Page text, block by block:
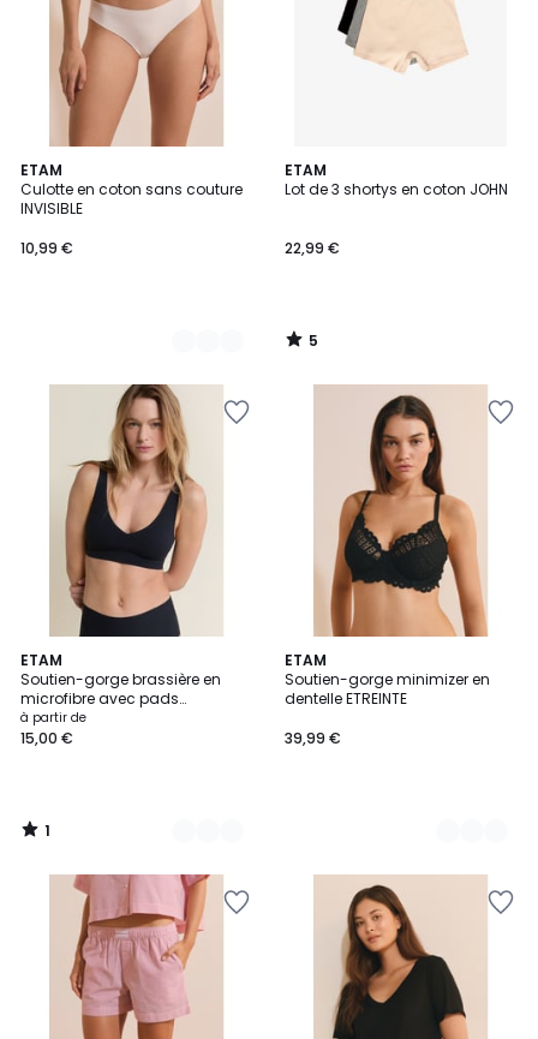
ETAM
Culotte en coton sans couture
INVISIBLE
10,99 €
5
Couleurs
ETAM
Lot de 3 shortys en coton JOHN
22,99 €
5
/
5
/
ETAM
Soutien-gorge brassière en
microfibre avec pads
amovibles PURE FIT
à partir de
15,00 €
1
/
5
4
Couleurs
1
/
ETAM
Soutien-gorge minimizer en
dentelle ETREINTE
39,99 €
3
Couleurs